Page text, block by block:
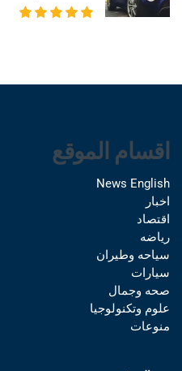
اقسام الموقع
News English
اخبار
اقتصاد
رياضه
سياحه وطيران
سيارات
صحه وجمال
علوم وتكنولوجيا
منوعات